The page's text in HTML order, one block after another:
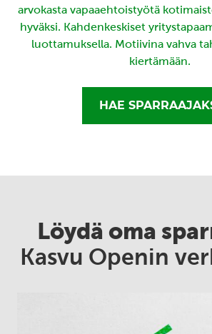
arvokasta vapaaehtoistyötä
hyväksi. Kahdenkeskiset
luottamuksella. Motiivina vahva
kiertämään.
HAE
Löydä oma
Kasvu Openin